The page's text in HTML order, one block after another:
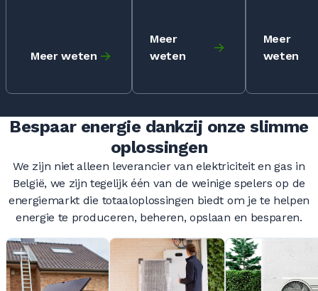
Meer weten
Meer
weten
Meer
weten
Bespaar energie dankzij onze slimme
oplossingen
We zijn niet alleen leverancier van elektriciteit en gas in
België, we zijn tegelijk één van de weinige spelers op de
energiemarkt die totaaloplossingen biedt om je te helpen
energie te produceren, beheren, opslaan en besparen.